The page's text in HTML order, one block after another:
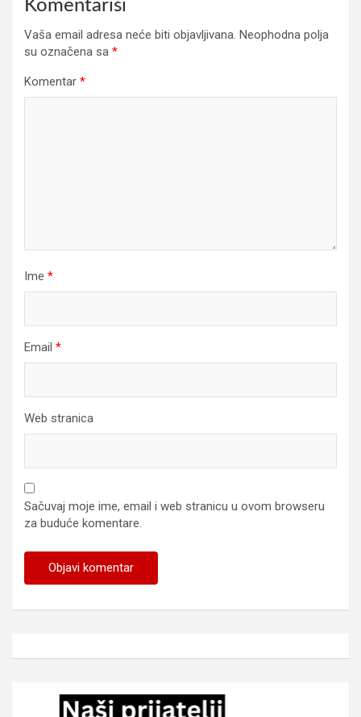
Komentariši
Vaša email adresa neće biti objavljivana. Neophodna polja
su označena sa *
Komentar *
Ime *
Email *
Web stranica
Sačuvaj moje ime, email i web stranicu u ovom browseru
za buduće komentare.